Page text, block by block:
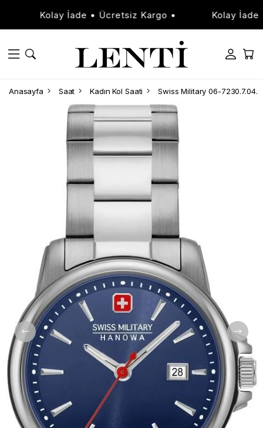
Kolay İade • Ücretsiz Kargo • Kolay İade •
Anasayfa Saat Kadın Kol Saati